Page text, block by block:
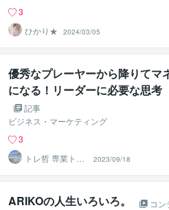
3
ひかり★
2024/03/05
優秀なプレーヤーから降りてマ
になる！リーダーに必要な思考
記事
ビジネス・マーケティング
3
トレ哲 専業トレ
ーダー
2023/09/18
ARIKOの人生いろいろ。
コン